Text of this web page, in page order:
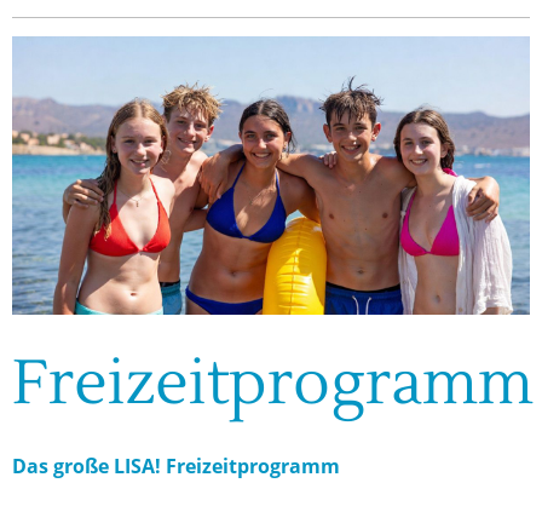
Freizeitprogramm
Das große LISA! Freizeitprogramm